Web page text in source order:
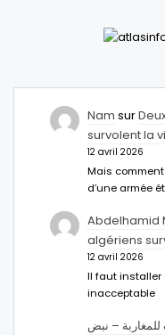
Nam sur
survolent la
12 avril 2026
Mais
d’une armée
Abdelhamid
algériens
12 avril 2026
Il faut installer
inacceptable
– نبض